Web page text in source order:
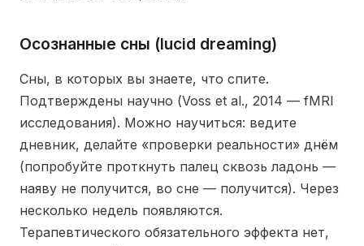
Осознанные сны (lucid dreaming)
Сны, в которых вы знаете, что спите.
Подтверждены научно (Voss et al., 2014 — fMRI
исследования). Можно научиться: ведите
дневник, делайте «проверки реальности» днём
(попробуйте проткнуть палец сквозь ладонь —
наяву не получится, во сне — получится). Через
несколько недель появляются.
Терапевтического обязательного эффекта нет,